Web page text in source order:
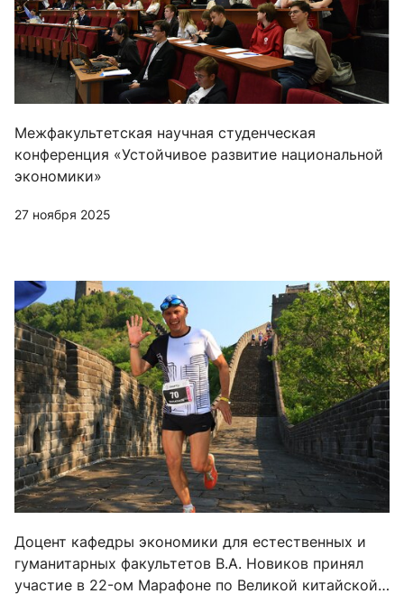
Межфакультетская научная студенческая
конференция «Устойчивое развитие национальной
экономики»
27 ноября 2025
Доцент кафедры экономики для естественных и
гуманитарных факультетов В.А. Новиков принял
участие в 22-ом Марафоне по Великой китайской